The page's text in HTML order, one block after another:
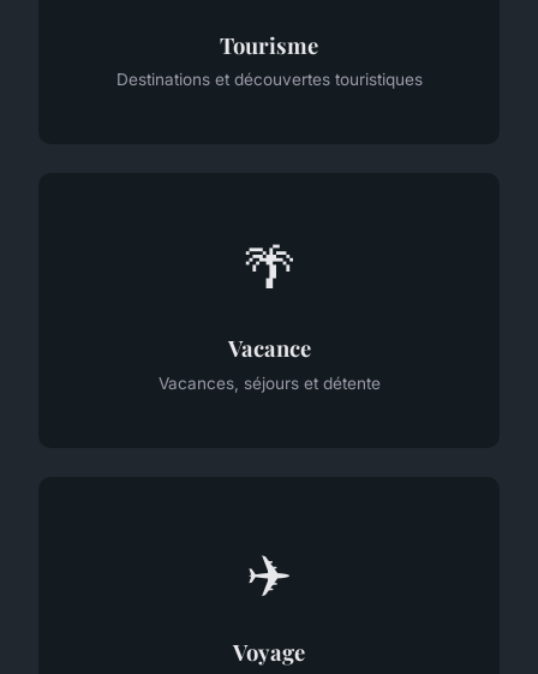
Tourisme
Destinations et découvertes touristiques
🌴
Vacance
Vacances, séjours et détente
✈️
Voyage